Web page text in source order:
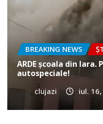
BREAKING NEWS
ARDE școala din
autospeciale!
clujazi iul.